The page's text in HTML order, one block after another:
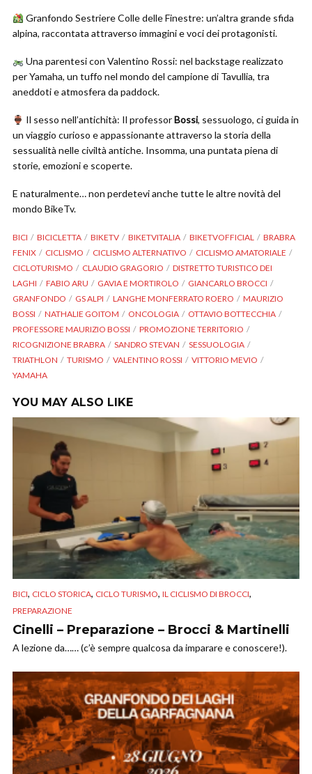
Granfondo Sestriere Colle delle Finestre: un’altra grande sfida
alpina, raccontata attraverso immagini e voci dei protagonisti.
Una parentesi con Valentino Rossi: nel backstage realizzato
per Yamaha, un tuffo nel mondo del campione di Tavullia, tra
aneddoti e atmosfera da paddock.
Il sesso nell’antichità: Il professorBossi, sessuologo, ci guida in
un viaggio curioso e appassionante attraverso la storia della
sessualità nelle civiltà antiche. Insomma, una puntata piena di
storie, emozioni e scoperte.
E naturalmente… non perdetevi anche tutte le altre novità del
mondo BikeTv.
BICI BICICLETTA BIKETV BIKETVITALIA BIKETVOFFICIAL
BRABRA
FENIX
CICLISMO CICLISMO ALTERNATIVO
CICLISMO AMATORIALE
CICLOTURISMO
CLAUDIO GRAGORIO
DISTRETTO TURISTICO DEI
LAGHI
FABIO ARU GAVIA E MORTIROLO
GIANCARLO BROCCI
GRANFONDO
GS ALPI LANGHE MONFERRATO ROERO
MAURIZIO
BOSSI
NATHALIE GOITOM ONCOLOGIA
OTTAVIO BOTTECCHIA
PROFESSORE MAURIZIO BOSSI
PROMOZIONE TERRITORIO
RICOGNIZIONE BRABRA
SANDRO STEVAN
SESSUOLOGIA
TRIATHLON
TURISMO VALENTINO ROSSI
VITTORIO MEVIO
YAMAHA
YOU MAY ALSO LIKE
BICI, CICLO STORICA, CICLO TURISMO, IL CICLISMO DI BROCCI,
PREPARAZIONE
Cinelli – Preparazione – Brocci & Martinelli
A lezione da…… (c’è sempre qualcosa da imparare e conoscere!).